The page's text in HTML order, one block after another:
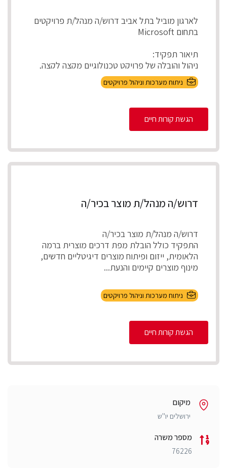
לארגון מוביל בתל אביב דרוש/ה מנהל/ת פרויקטים
בתחום Microsoft
תיאור תפקיד:
ניהול והובלה של פרויקט טכנולוגיים מקצה לקצה,
אפיון דרישות בהתא...
ניתוח מערכות וניהול פרויקטים
הגשת קורות חיים
דרוש/ה מנהל/ת מוצר בכיר/ה
דרוש/ה מנהל/ת מוצר בכיר/ה
התפקיד כולל הובלת מפת דרכים מוצרית ברמה
הלאומית, ייזום ופיתוח מוצרים דיגיטליים חדשים,
מינוף מוצרים קיימים והנעת...
ניתוח מערכות וניהול פרויקטים
הגשת קורות חיים
מיקום
ירושלים יו"ש
מספר משרה
76226